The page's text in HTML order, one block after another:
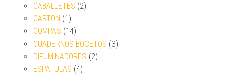
CABALLETES (2)
CARTON (1)
COMPAS (14)
CUADERNOS BOCETOS (3)
DIFUMINADORES (2)
ESPATULAS (4)